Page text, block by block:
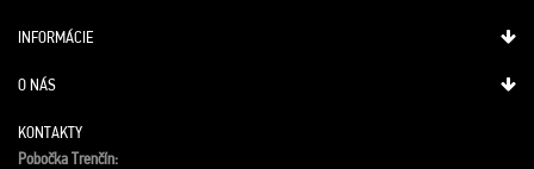
INFORMÁCIE
O NÁS
KONTAKTY
Pobočka Trenčín: